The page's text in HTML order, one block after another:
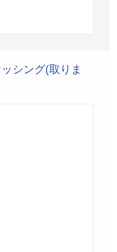
シング(取りま